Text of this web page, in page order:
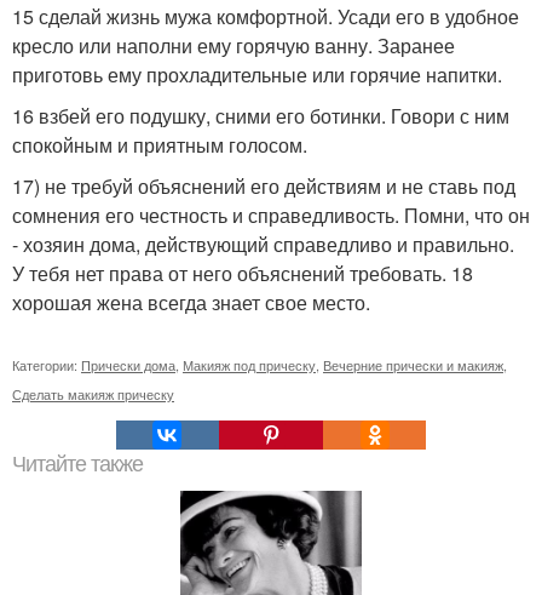
15 сделай жизнь мужа комфортной. Усади его в удобное
кресло или наполни ему горячую ванну. Заранее
приготовь ему прохладительные или горячие напитки.
16 взбей его подушку, сними его ботинки. Говори с ним
спокойным и приятным голосом.
17) не требуй объяснений его действиям и не ставь под
сомнения его честность и справедливость. Помни, что он
- хозяин дома, действующий справедливо и правильно.
У тебя нет права от него объяснений требовать. 18
хорошая жена всегда знает свое место.
Категории: Прически дома Макияж под прическу Вечерние прически и макияж
Сделать макияж прическу
Читайте также